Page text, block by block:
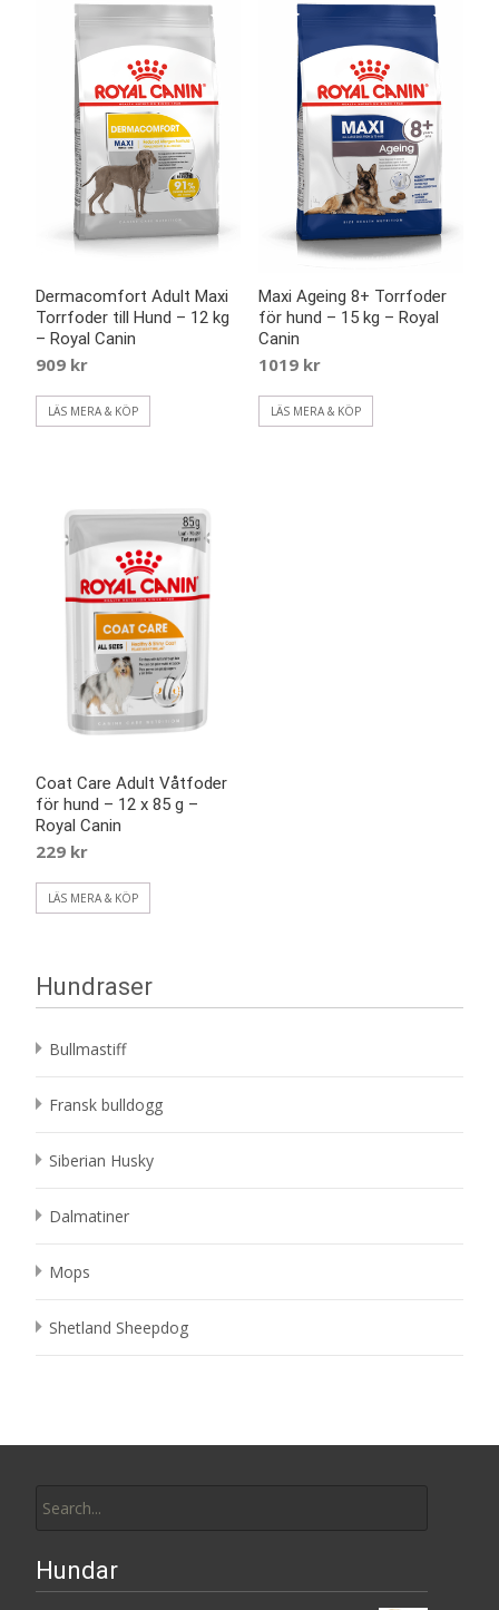
Dermacomfort Adult Maxi
Torrfoder till Hund – 12 kg
– Royal Canin
909 kr
LÄS MERA & KÖP
Maxi Ageing 8+ Torrfoder
för hund – 15 kg – Royal
Canin
1019 kr
LÄS MERA & KÖP
Coat Care Adult Våtfoder
för hund – 12 x 85 g –
Royal Canin
229 kr
LÄS MERA & KÖP
Hundraser
Bullmastiff
Fransk bulldogg
Siberian Husky
Dalmatiner
Mops
Shetland Sheepdog
for:
Hundar